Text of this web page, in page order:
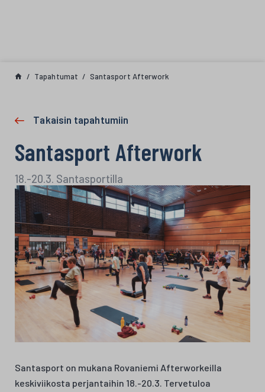
Tapahtumat Santasport Afterwork
Takaisin tapahtumiin
Santasport Afterwork
18.-20.3. Santasportilla
Santasport on mukana Rovaniemi Afterworkeilla
keskiviikosta perjantaihin 18.-20.3. Tervetuloa